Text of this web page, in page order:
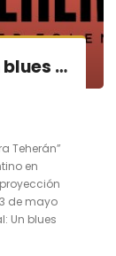
Estrena la película «Un blues para Teherán» de Javier Tolentino
Teherán”
en
de mayo
Un blues